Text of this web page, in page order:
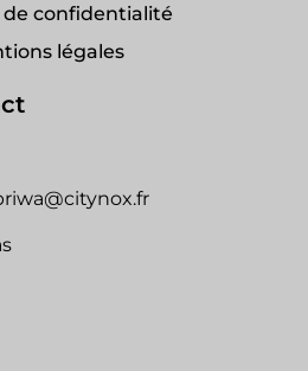
confidentialité
légales